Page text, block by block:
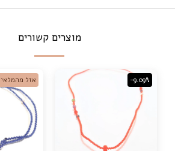
מוצרים קשורים
-9.09% אזל מהמלאי